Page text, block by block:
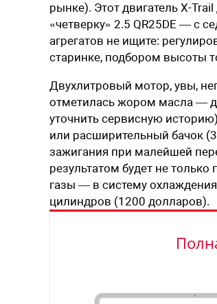
рынке). Этот двигатель X-
«четверку» 2.5 QR25DE — с
агрегатов не ищите:
старинке, подбором высоты
Двухлитровый мотор, увы,
отметилась жором масла —
уточнить сервисную
или расширительный бачок
зажигания при малейшей
результатом будет не
газы — в систему
цилиндров (1200 долларов).